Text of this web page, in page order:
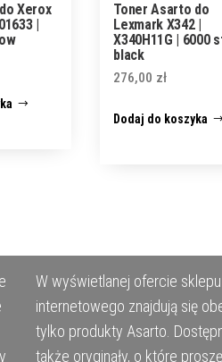
Xerox
|
Toner Asarto do
Lexmark X342 |
X340H11G | 6000
black
276,00 zł
Dodaj do koszyka
W wyświetlanej ofercie sklepu
internetowego znajdują się
tylko produkty Asarto.
także oryginały, o które